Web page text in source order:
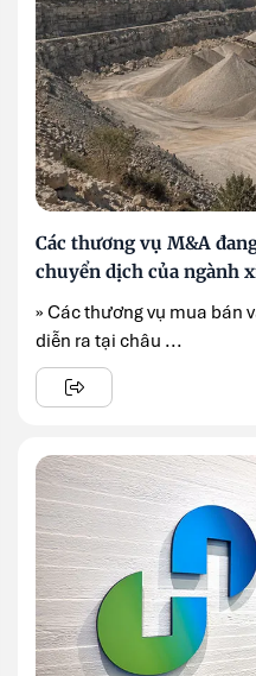
Các thương vụ M&A
chuyển dịch của ngành
» Các thương vụ mua bán
diễn ra tại châu ...